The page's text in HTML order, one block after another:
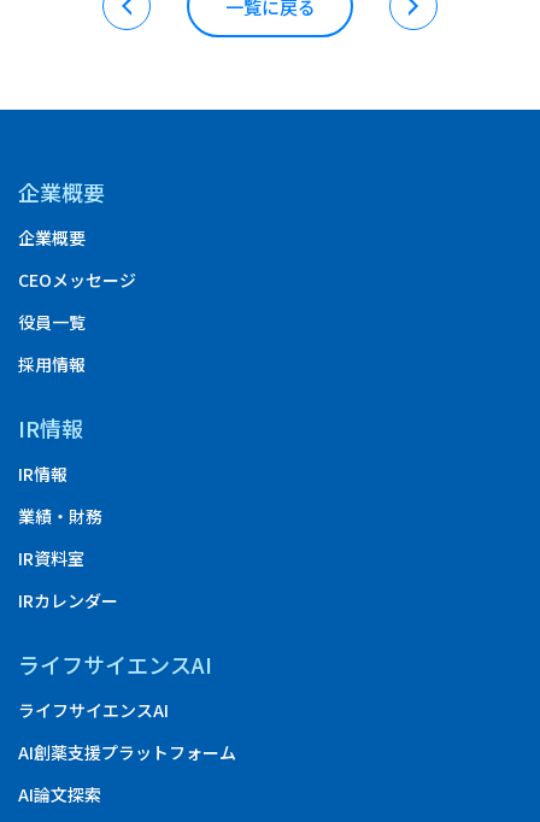
一覧に戻る
企業概要
企業概要
CEOメッセージ
役員一覧
採用情報
IR情報
IR情報
業績・財務
IR資料室
IRカレンダー
ライフサイエンスAI
ライフサイエンスAI
AI創薬支援プラットフォーム
AI論文探索